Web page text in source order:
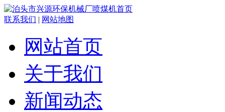
联系我们 | 网站地图
网站首页
关于我们
新闻动态